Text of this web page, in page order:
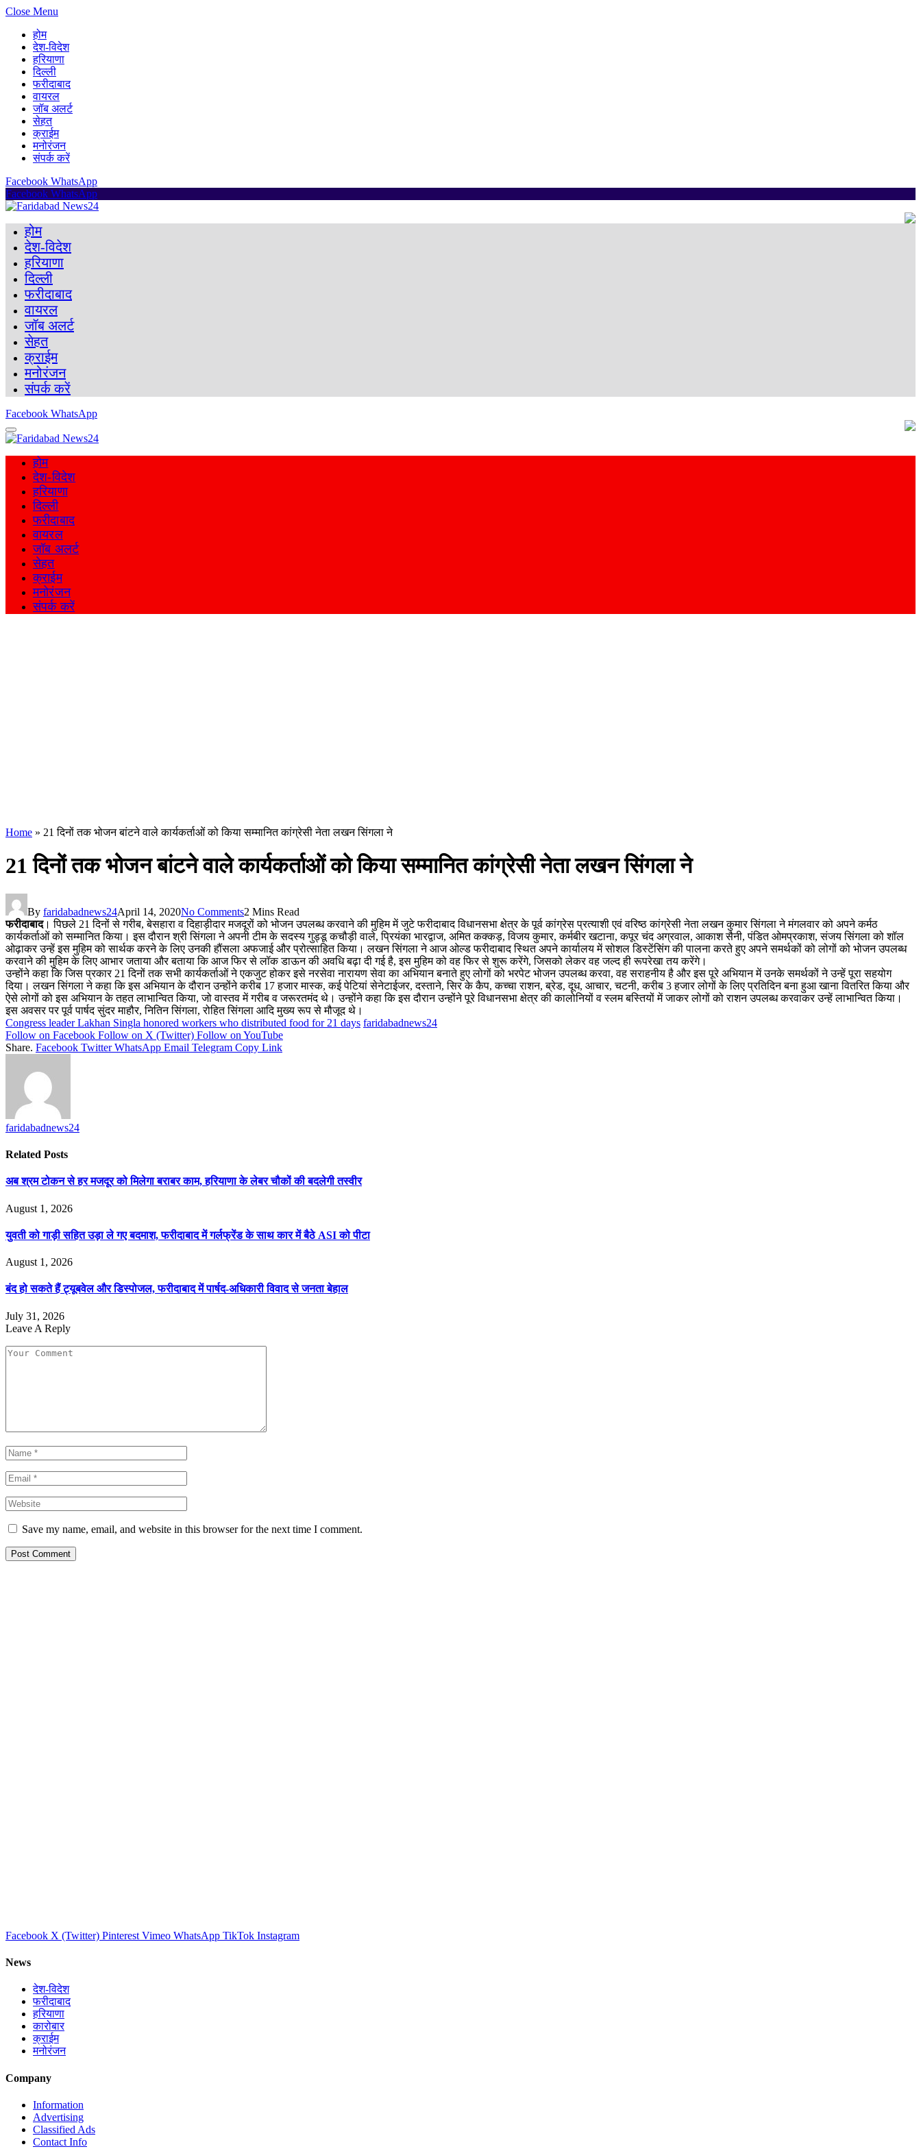
Close Menu
होम
देश-विदेश
हरियाणा
दिल्ली
फरीदाबाद
वायरल
जॉब अलर्ट
सेहत
क्राईम
मनोरंजन
संपर्क करें
Facebook WhatsApp
Facebook WhatsApp
होम
देश-विदेश
हरियाणा
दिल्ली
फरीदाबाद
वायरल
जॉब अलर्ट
सेहत
क्राईम
मनोरंजन
संपर्क करें
Facebook WhatsApp
होम
देश-विदेश
हरियाणा
दिल्ली
फरीदाबाद
वायरल
जॉब अलर्ट
सेहत
क्राईम
मनोरंजन
संपर्क करें
Home » 21 दिनों तक भोजन बांटने वाले कार्यकर्ताओं को किया सम्मानित कांग्रेसी नेता लखन सिंगला ने
21 दिनों तक भोजन बांटने वाले कार्यकर्ताओं को किया सम्मानित कांग्रेसी नेता लखन सिंगला ने
By faridabadnews24April 14, 2020No Comments2 Mins Read
फरीदाबाद। पिछले 21 दिनों से गरीब, बेसहारा व दिहाड़ीदार मजदूरों को भोजन उपलब्ध करवाने की मुहिम में जुटे फरीदाबाद विधानसभा क्षेत्र के पूर्व कांग्रेस प्रत्याशी एवं वरिष्ठ कांग्रेसी नेता लखन कुमार सिंगला ने मंगलवार को अपने कर्मठ
कार्यकर्ताओं को सम्मानित किया। इस दौरान श्री सिंगला ने अपनी टीम के सदस्य गुड्डू कचौड़ी वाले, प्रियंका भारद्वाज, अमित कक्कड़, विजय कुमार, कर्मबीर खटाना, कपूर चंद अग्रवाल, आकाश सैनी, पंडित ओमप्रकाश, संजय सिंगला को शॉल
ओढ़ाकर उन्हें इस मुहिम को सार्थक करने के लिए उनकी हौंसला अफजाई और प्रोत्साहित किया। लखन सिंगला ने आज ओल्ड फरीदाबाद स्थित अपने कार्यालय में सोशल डिस्टेंसिंग की पालना करते हुए अपने समर्थकों को लोगों को भोजन उपलब्ध
करवाने की मुहिम के लिए आभार जताया और बताया कि आज फिर से लॉक डाऊन की अवधि बढ़ा दी गई है, इस मुहिम को वह फिर से शुरू करेंगे, जिसको लेकर वह जल्द ही रूपरेखा तय करेंगे।
उन्होंने कहा कि जिस प्रकार 21 दिनों तक सभी कार्यकर्ताओं ने एकजुट होकर इसे नरसेवा नारायण सेवा का अभियान बनाते हुए लोगों को भरपेट भोजन उपलब्ध करवा, वह सराहनीय है और इस पूरे अभियान में उनके समर्थकों ने उन्हें पूरा सहयोग
दिया। लखन सिंगला ने कहा कि इस अभियान के दौरान उन्होंने करीब 17 हजार मास्क, कई पेटियां सेनेटाईजर, दस्ताने, सिर के कैप, कच्चा राशन, ब्रेड, दूध, आचार, चटनी, करीब 3 हजार लोगों के लिए प्रतिदिन बना हुआ खाना वितरित किया और
ऐसे लोगों को इस अभियान के तहत लाभान्वित किया, जो वास्तव में गरीब व जरूरतमंद थे। उन्होंने कहा कि इस दौरान उन्होंने पूरे विधानसभा क्षेत्र की कालोनियों व स्लम बस्तियों में जाकर लोगों को राशन उपलब्ध करवाकर उन्हें लाभान्वित किया।
इस अवसर पर पूर्व पार्षद सुंदर माहौर, नितिन सिंगला, रोहित सिंगला आदि मुख्य रूप से मौजूद थे।
Congress leader Lakhan Singla honored workers who distributed food for 21 days faridabadnews24
Follow on Facebook Follow on X (Twitter) Follow on YouTube
Share. Facebook Twitter WhatsApp Email Telegram Copy Link
faridabadnews24
Related Posts
अब श्रम टोकन से हर मजदूर को मिलेगा बराबर काम, हरियाणा के लेबर चौकों की बदलेगी तस्वीर
August 1, 2026
युवती को गाड़ी सहित उड़ा ले गए बदमाश, फरीदाबाद में गर्लफ्रेंड के साथ कार में बैठे ASI को पीटा
August 1, 2026
बंद हो सकते हैं ट्यूबवेल और डिस्पोजल, फरीदाबाद में पार्षद-अधिकारी विवाद से जनता बेहाल
July 31, 2026
Leave A Reply
Save my name, email, and website in this browser for the next time I comment.
Facebook X (Twitter) Pinterest Vimeo WhatsApp TikTok Instagram
News
देश-विदेश
फरीदाबाद
हरियाणा
कारोबार
क्राईम
मनोरंजन
Company
Information
Advertising
Classified Ads
Contact Info